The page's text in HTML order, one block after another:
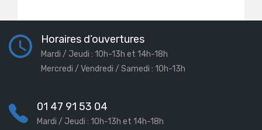
Horaires d’ouvertures
Mardi / Jeudi : 10h-13h et 14h-18h
Mercredi / Vendredi / Samedi : 10h-13h
01 47 91 53 04
Mardi / Jeudi : 10h-13h et 14h-18h